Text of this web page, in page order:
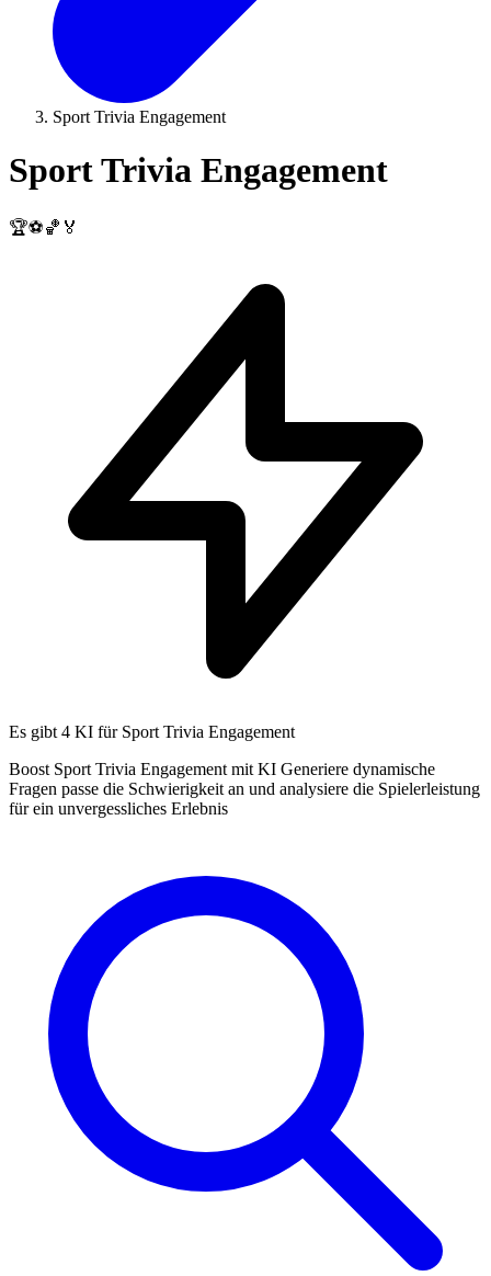
Sport Trivia Engagement
Sport Trivia Engagement
🏆⚽️🏀🏅
Es gibt 4 KI für Sport Trivia Engagement
Boost Sport Trivia Engagement mit KI Generiere dynamische
Fragen passe die Schwierigkeit an und analysiere die Spielerleistung
für ein unvergessliches Erlebnis